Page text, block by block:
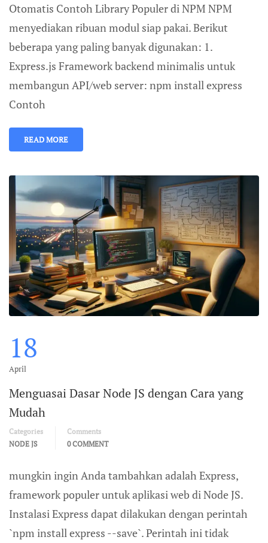
Otomatis Contoh Library Populer di NPM NPM
menyediakan ribuan modul siap pakai. Berikut
beberapa yang paling banyak digunakan: 1.
Express.js Framework backend minimalis untuk
membangun API/web server: npm install express
Contoh
READ MORE
18
April
Menguasai Dasar Node JS dengan Cara yang
Mudah
Categories
NODE JS
Comments
0 COMMENT
mungkin ingin Anda tambahkan adalah Express,
framework populer untuk aplikasi web di Node JS.
Instalasi Express dapat dilakukan dengan perintah
`npm install express --save`. Perintah ini tidak